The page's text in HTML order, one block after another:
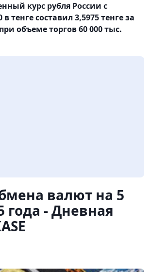
курс рубля России с
тенге составил 3,5975 тенге за
объеме торгов 60 000 тыс.
валют на 5
года - Дневная